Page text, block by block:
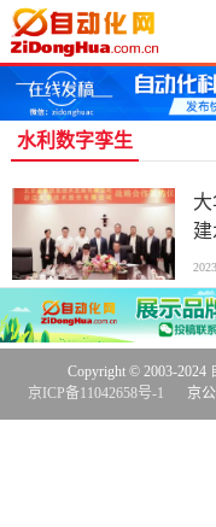
水利数字孪生
Copyright © 2003-2024
京ICP备11042658号-1
京公